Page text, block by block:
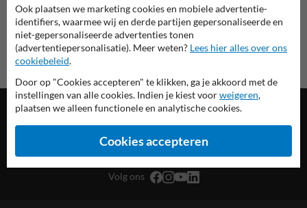
Volg ons
Ook plaatsen we marketing cookies en mobiele advertentie-
identifiers, waarmee wij en derde partijen gepersonaliseerde en
niet-gepersonaliseerde advertenties tonen
(advertentiepersonalisatie). Meer weten? Lees hier alles over ons
cookiebeleid.
Door op "Cookies accepteren" te klikken, ga je akkoord met de
instellingen van alle cookies. Indien je kiest voorweigeren,
plaatsen we alleen functionele en analytische cookies.
Cookies accepteren